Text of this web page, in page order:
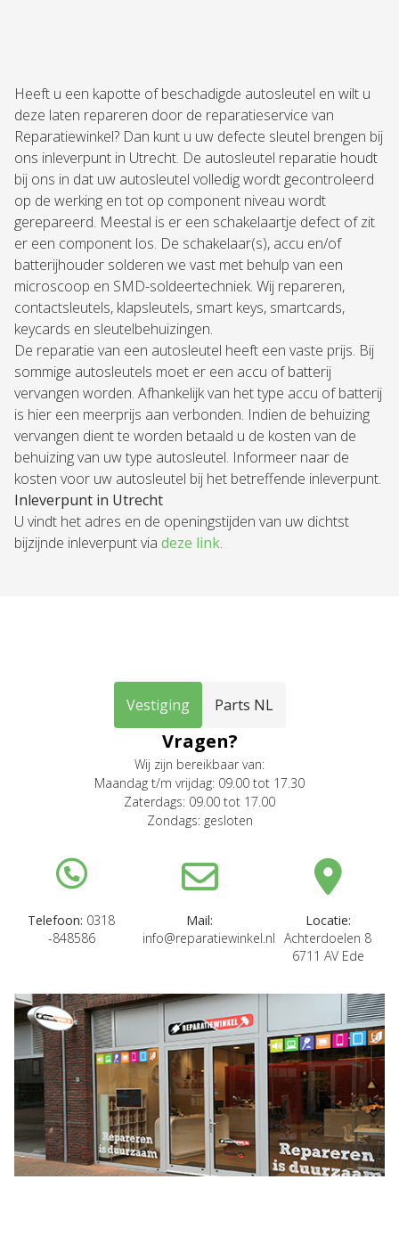
Heeft u een kapotte of beschadigde autosleutel en wilt u
deze laten repareren door de reparatieservice van
Reparatiewinkel? Dan kunt u uw defecte sleutel brengen bij
ons inleverpunt in Utrecht. De autosleutel reparatie houdt
bij ons in dat uw autosleutel volledig wordt gecontroleerd
op de werking en tot op component niveau wordt
gerepareerd. Meestal is er een schakelaartje defect of zit
er een component los. De schakelaar(s), accu en/of
batterijhouder solderen we vast met behulp van een
microscoop en SMD-soldeertechniek. Wij repareren,
contactsleutels, klapsleutels, smart keys, smartcards,
keycards en sleutelbehuizingen.
De reparatie van een autosleutel heeft een vaste prijs. Bij
sommige autosleutels moet er een accu of batterij
vervangen worden. Afhankelijk van het type accu of batterij
is hier een meerprijs aan verbonden. Indien de behuizing
vervangen dient te worden betaald u de kosten van de
behuizing van uw type autosleutel. Informeer naar de
kosten voor uw autosleutel bij het betreffende inleverpunt.
Inleverpunt in Utrecht
U vindt het adres en de openingstijden van uw dichtst
bijzijnde inleverpunt via deze link.
Vestiging Parts NL
Vragen?
Wij zijn bereikbaar van:
Maandag t/m vrijdag: 09.00 tot 17.30
Zaterdags: 09.00 tot 17.00
Zondags: gesloten
Telefoon: 0318
-848586
Mail:
info@reparatiewinkel.nl
Locatie:
Achterdoelen 8
6711 AV Ede